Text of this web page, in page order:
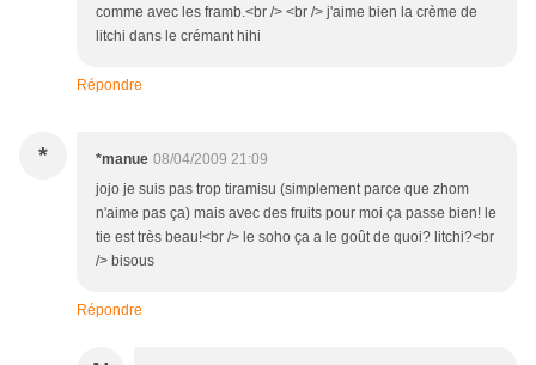
comme avec les framb.<br /> <br /> j'aime bien la crème de
litchi dans le crémant hihi
Répondre
* *manue 08/04/2009 21:09
jojo je suis pas trop tiramisu (simplement parce que zhom
n'aime pas ça) mais avec des fruits pour moi ça passe bien! le
tie est très beau!<br /> le soho ça a le goût de quoi? litchi?<br
/> bisous
Répondre